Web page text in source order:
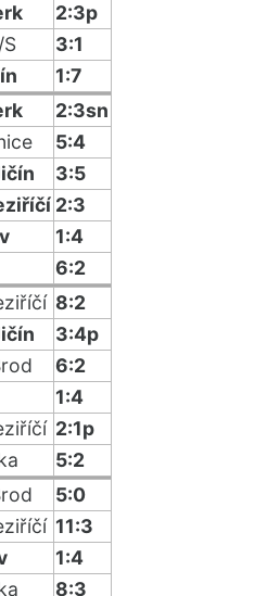
2:3p
3:1
1:7
2:3sn
5:4
3:5
2:3
1:4
6:2
8:2
3:4p
6:2
1:4
2:1p
5:2
5:0
11:3
1:4
8:3